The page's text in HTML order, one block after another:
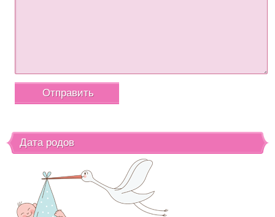
Дата родов